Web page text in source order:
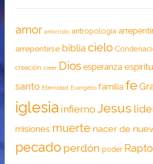
amor anticristo antropología
arrepentirse biblia cielo
creación creer Dios esperanza espíritu
santo Eternidad Evangelio familia fe
iglesia infierno Jesus
misiones muerte nacer de
pecado perdón poder Rapto